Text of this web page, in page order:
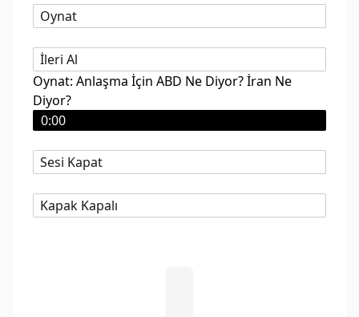
Oynat
İleri Al
Oynat: Anlaşma İçin ABD Ne Diyor? İran Ne
Diyor?
0:00
Sesi Kapat
Kapak Kapalı